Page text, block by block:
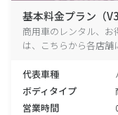
基本料金プラン（V3
商用車のレンタル、
は、こちらから各店舗
代表車種
ボディタイプ
営業時間